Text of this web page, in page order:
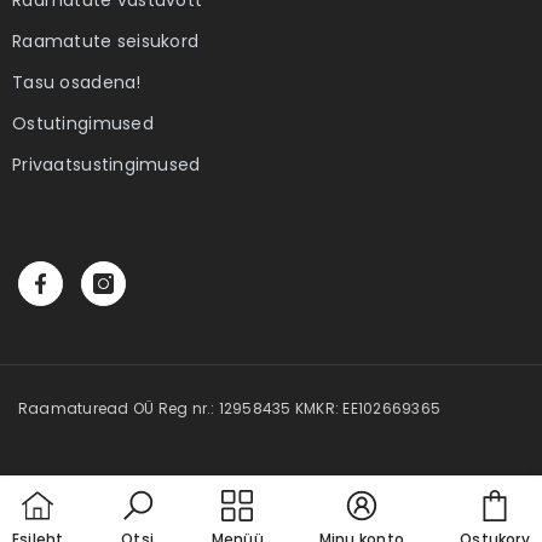
Raamatute seisukord
Tasu osadena!
Ostutingimused
Privaatsustingimused
Raamaturead OÜ Reg nr.: 12958435 KMKR: EE102669365
Ebatäiuslik minevik